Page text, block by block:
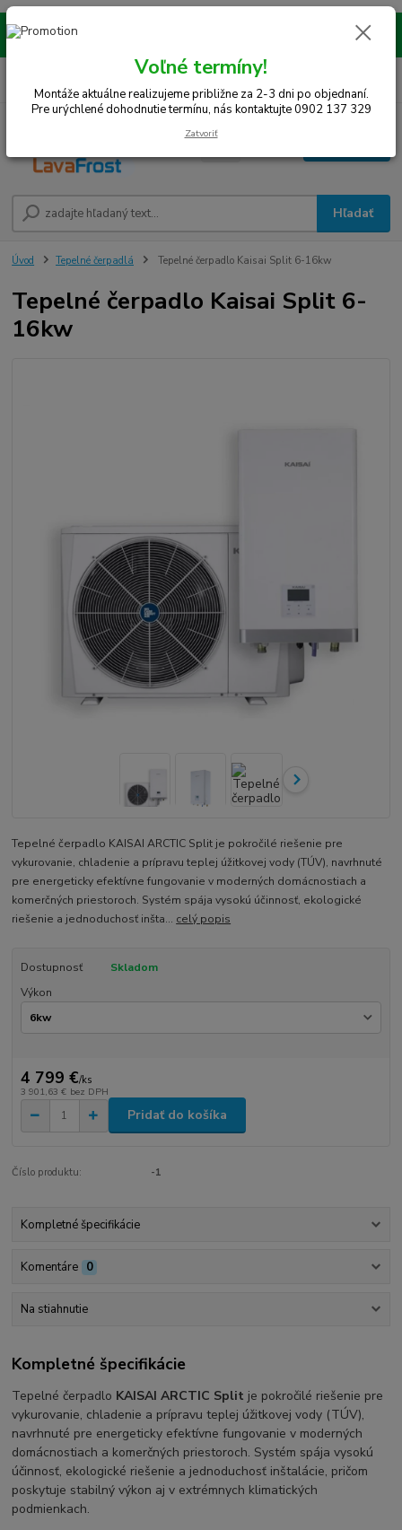
Montáže realizujeme na celom západe SR! Kraje TT, BA, NR, TN, vrátane
Hľadať
(Po-Pia, 8-15 hod.)
0 €
Úvod Tepelné čerpadlá Tepelné čerpadlo Kaisai Split 6-16kw
Tepelné čerpadlo Kaisai Split 6-
16kw
Tepelné čerpadlo KAISAI ARCTIC Split je pokročilé riešenie pre
vykurovanie, chladenie a prípravu teplej úžitkovej vody (TÚV), navrhnuté
pre energeticky efektívne fungovanie v moderných domácnostiach a
komerčných priestoroch. Systém spája vysokú účinnosť, ekologické
riešenie a jednoduchosť inšta... celý popis
Dostupnosť
Skladom
Výkon
4 799 €/ks
3 901,63 € bez DPH
Pridať do košíka
Číslo produktu: -1
Kompletné špecifikácie
Komentáre 0
Na stiahnutie
Kompletné špecifikácie
Tepelné čerpadlo KAISAI ARCTIC Split je pokročilé riešenie pre
vykurovanie, chladenie a prípravu teplej úžitkovej vody (TÚV),
navrhnuté pre energeticky efektívne fungovanie v moderných
domácnostiach a komerčných priestoroch. Systém spája vysokú
účinnosť, ekologické riešenie a jednoduchosť inštalácie, pričom
poskytuje stabilný výkon aj v extrémnych klimatických
podmienkach.
Voľné termíny!
Montáže aktuálne realizujeme približne za 2-3 dni po objednaní.
Pre urýchlené dohodnutie termínu, nás kontaktujte 0902 137 329
Zatvoriť